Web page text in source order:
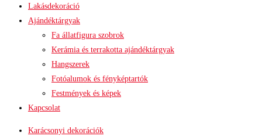
Lakásdekoráció
Ajándéktárgyak
Fa állatfigura szobrok
Kerámia és terrakotta ajándéktárgyak
Hangszerek
Fotóalumok és fényképtartók
Festmények és képek
Kapcsolat
Karácsonyi dekorációk